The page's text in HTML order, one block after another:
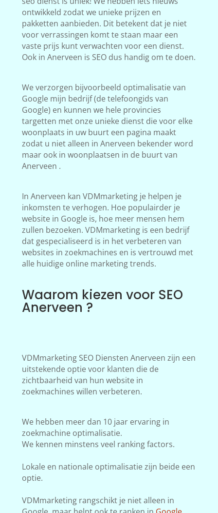
ontwikkeld zodat we unieke prijzen en
pakketten aanbieden. Dit betekent dat je niet
voor verrassingen komt te staan maar een
vaste prijs kunt verwachten voor een dienst.
Ook in Anerveen is SEO dus handig om te doen.
We verzorgen bijvoorbeeld optimalisatie van
Google mijn bedrijf (de telefoongids van
Google) en kunnen we hele provincies
targetten met onze unieke dienst die voor elke
woonplaats in uw buurt een pagina maakt
zodat u niet alleen in Anerveen bekender word
maar ook in woonplaatsen in de buurt van
Anerveen .
In Anerveen kan VDMmarketing je helpen je
inkomsten te verhogen. Hoe populairder je
website in Google is, hoe meer mensen hem
zullen bezoeken. VDMmarketing is een bedrijf
dat gespecialiseerd is in het verbeteren van
websites in zoekmachines en is vertrouwd met
alle huidige online marketing trends.
Waarom kiezen voor SEO
Anerveen ?
VDMmarketing SEO Diensten Anerveen zijn een
uitstekende optie voor klanten die de
zichtbaarheid van hun website in
zoekmachines willen verbeteren.
We hebben meer dan 10 jaar ervaring in
zoekmachine optimalisatie.
We kennen minstens veel ranking factors.
Lokale en nationale optimalisatie zijn beide een
optie.
VDMmarketing rangschikt je niet alleen in